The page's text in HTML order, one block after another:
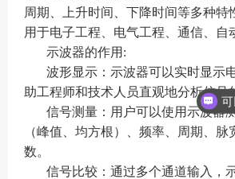
周期、上升时间、下降时间等多种特
用于电子工程、电气工程、通信、自
示波器的作用:
波形显示：示波器可以实时显示
助工程师和技术人员直观地分析信号
信号测量：用户可以使用示波器
（峰值、均方根）、频率、周期、脉
数。
信号比较：通过多个通道输入，